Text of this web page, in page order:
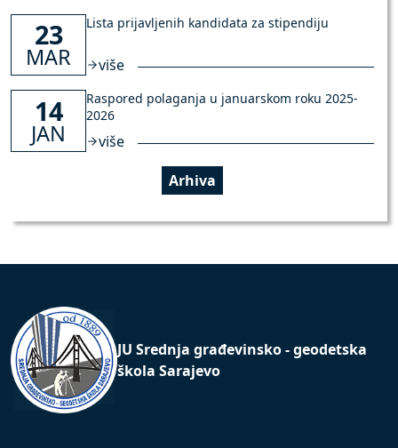
23
MAR
Lista prijavljenih kandidata za stipendiju
više
14
JAN
Raspored polaganja u januarskom roku 2025-
2026
više
Arhiva
JU Srednja građevinsko - geodetska
škola Sarajevo